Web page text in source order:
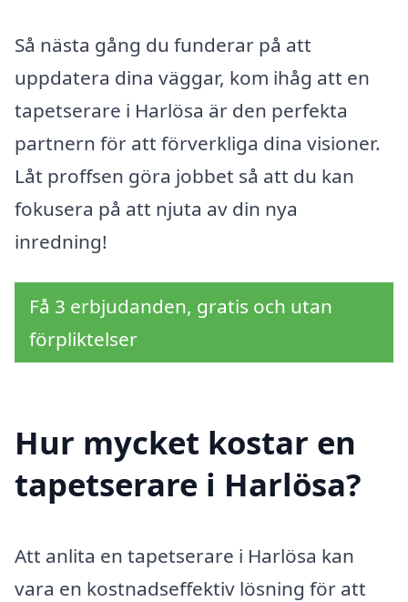
Så nästa gång du funderar på att
uppdatera dina väggar, kom ihåg att en
tapetserare i Harlösa är den perfekta
partnern för att förverkliga dina visioner.
Låt proffsen göra jobbet så att du kan
fokusera på att njuta av din nya
inredning!
Få 3 erbjudanden, gratis och utan
förpliktelser
Hur mycket kostar en
tapetserare i Harlösa?
Att anlita en tapetserare i Harlösa kan
vara en kostnadseffektiv lösning för att